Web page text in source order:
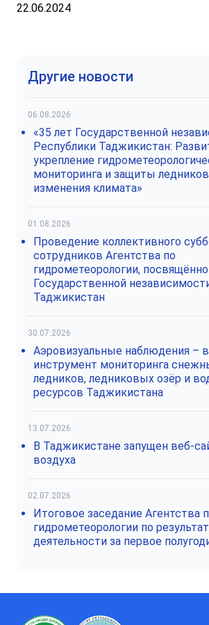
22.06.2024
Другие новости
06.08.2026
«35 лет Государственной
Республики Таджикистан:
укрепление
мониторинга и защиты
изменения климата»
01.08.2026
Проведение коллективного
сотрудников Агентства по
гидрометеорологии,
Государственной
Таджикистан
30.07.2026
Аэровизуальные наблюдения –
инструмент мониторинга
ледников, ледниковых озёр и
ресурсов Таджикистана
13.07.2026
В Таджикистане запущен веб-
воздуха
02.07.2026
Итоговое заседание Агентства
гидрометеорологии по
деятельности за первое